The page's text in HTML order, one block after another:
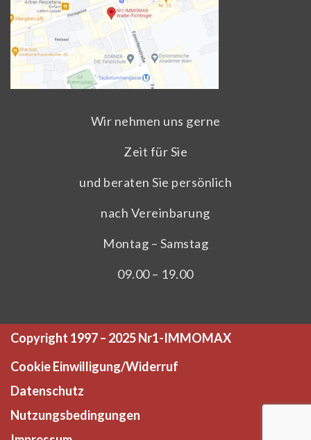
Wir nehmen uns gerne
Zeit für Sie
und beraten Sie persönlich
nach Vereinbarung
Montag – Samstag
09.00 – 19.00
Copyright 1997 – 2025 Nr1-IMMOMAX
Cookie Einwilligung/Widerruf
Datenschutz
Nutzungsbedingungen